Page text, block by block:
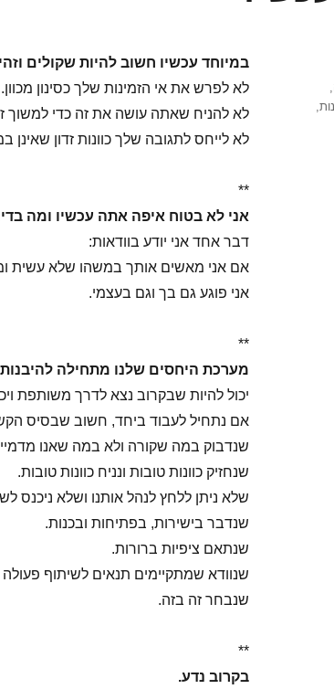
במיוחד עכשיו חשוב להיות שקולים
לא לפרש את אי הזמינות שלך כסינון מכוון.
לא להניח שאתה עושה את זה כדי למשוך
לא לייחס לתגובה שלך כוונות זדון שאינן
**
אני לא בטוח איפה אתה עכשיו ומה
דבר אחד אני יודע בוודאות:
אם אני מאשים אותך במשהו שלא עשית
אני פוגע גם בך וגם בעצמי.
**
מערכת היחסים שלנו מתחילה להיבנות
יכול להיות שבקרוב נצא לדרך משותפת
אם נתחיל לעבוד ביחד, חשוב שבסיס
שנדבוק במה שקורה ולא במה שאנו
שנחזיק כוונות טובות ונניח כוונות טובות.
שלא ניתן ללחץ לנהל אותנו ושלא ניכנס
שנדבר בישירות, בפתיחות ובכנות.
שנתאם ציפיות ברורות.
שנוודא שמתקיימים תנאים לשיתוף פעולה
שנבחר זה בזה.
**
בקרוב נדע.
,
,